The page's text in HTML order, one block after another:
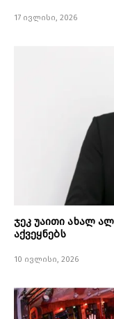
17 ივლისი, 2026
ჯეკ უაითი ახალ
აქვეყნებს
10 ივლისი, 2026